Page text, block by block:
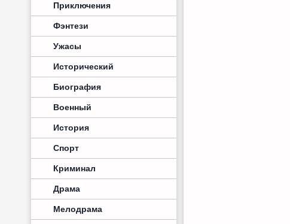
Приключения
Фэнтези
Ужасы
Исторический
Биография
Военный
История
Спорт
Криминал
Драма
Мелодрама